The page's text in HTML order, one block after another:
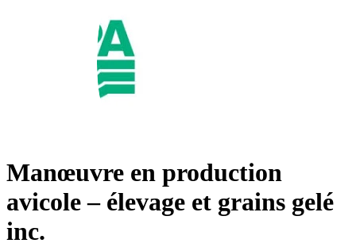
Manœuvre en production
avicole – élevage et grains gelé
inc.